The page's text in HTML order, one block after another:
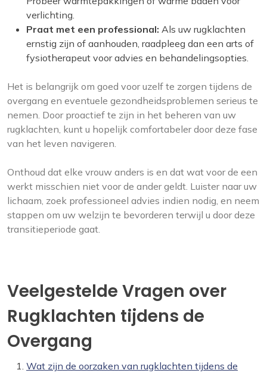
verlichting.
Praat met een professional: Als uw rugklachten
ernstig zijn of aanhouden, raadpleeg dan een arts of
fysiotherapeut voor advies en behandelingsopties.
Het is belangrijk om goed voor uzelf te zorgen tijdens de
overgang en eventuele gezondheidsproblemen serieus te
nemen. Door proactief te zijn in het beheren van uw
rugklachten, kunt u hopelijk comfortabeler door deze fase
van het leven navigeren.
Onthoud dat elke vrouw anders is en dat wat voor de een
werkt misschien niet voor de ander geldt. Luister naar uw
lichaam, zoek professioneel advies indien nodig, en neem
stappen om uw welzijn te bevorderen terwijl u door deze
transitieperiode gaat.
Veelgestelde Vragen over
Rugklachten tijdens de
Overgang
Wat zijn de oorzaken van rugklachten tijdens de